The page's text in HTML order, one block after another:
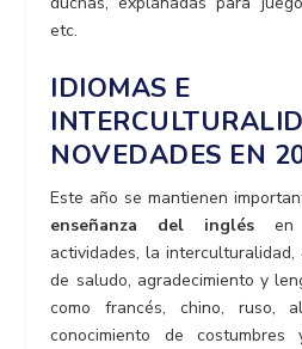
etc.
IDIOMAS E
NOVEDADES EN
Este año se mantienen
enseñanza del inglésen
actividades, la
de saludo, agradecimiento y
como francés, chino, ruso,
conocimiento de costumbres